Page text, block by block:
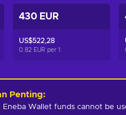
430 EUR
US$522,28
0.82 EUR per 1
Penting:
Eneba Wallet funds cannot be